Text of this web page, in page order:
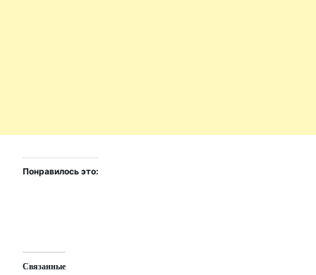
Понравилось это:
Связанные